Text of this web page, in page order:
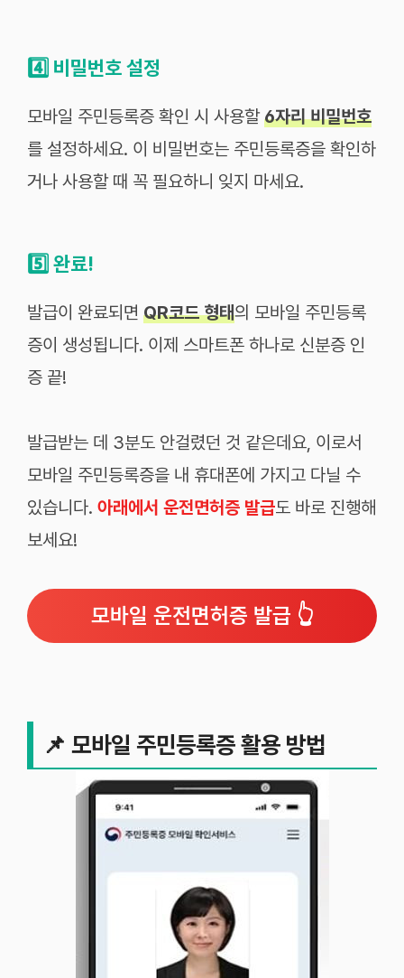
4️⃣ 비밀번호 설정
모바일 주민등록증 확인 시 사용할6자리 비밀번호
를 설정하세요. 이 비밀번호는 주민등록증을 확인하
거나 사용할 때 꼭 필요하니 잊지 마세요.
5️⃣ 완료!
발급이 완료되면 QR코드 형태의 모바일 주민등록
증이 생성됩니다. 이제 스마트폰 하나로 신분증 인
증 끝!
발급받는 데 3분도 안걸렸던 것 같은데요, 이로서
모바일 주민등록증을 내 휴대폰에 가지고 다닐 수
있습니다. 아래에서 운전면허증 발급도 바로 진행해
보세요!
모바일 운전면허증 발급 👆
📌 모바일 주민등록증 활용 방법